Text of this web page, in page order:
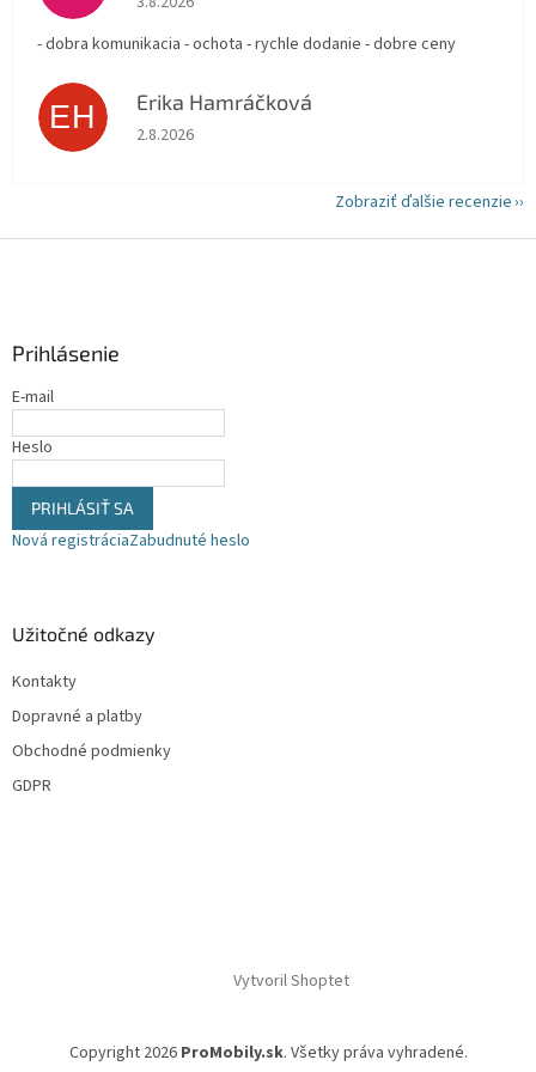
- dobra komunikacia - ochota - rychle dodanie - dobre ceny
EH Erika Hamráčková
Hodnotenie obchodu je 5 z 5 hviezdičiek.
2.8.2026
Zobraziť ďalšie recenzie
Prihlásenie
E-mail
Heslo
PRIHLÁSIŤ SA
Nová registráciaZabudnuté heslo
Užitočné odkazy
Kontakty
Dopravné a platby
Obchodné podmienky
GDPR
Vytvoril Shoptet
Copyright 2026 ProMobily.sk. Všetky práva vyhradené.